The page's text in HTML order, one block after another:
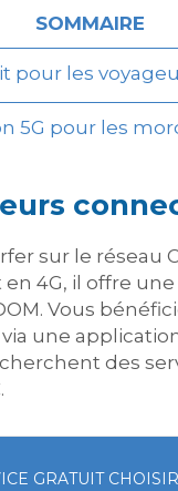
SOMMAIRE
pour les
5G pour les
sur le réseau
en 4G, il offre
Vous
via une
des
GRATUIT